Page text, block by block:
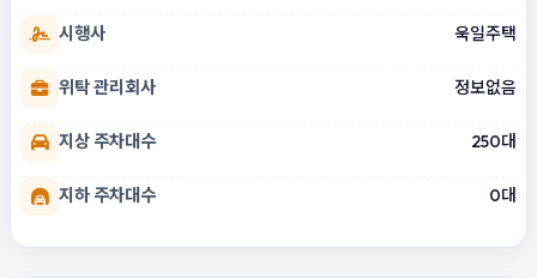
시행사 욱일주택
위탁 관리회사 정보없음
지상 주차대수 250대
지하 주차대수 0대